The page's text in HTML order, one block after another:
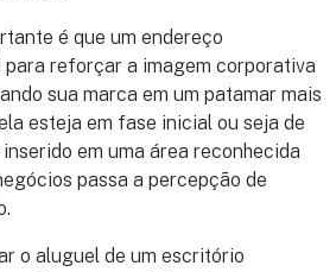
é que um endereço
reforçar a imagem corporativa
sua marca em um patamar mais
esteja em fase inicial ou seja de
em uma área reconhecida
passa a percepção de
o aluguel de um escritório